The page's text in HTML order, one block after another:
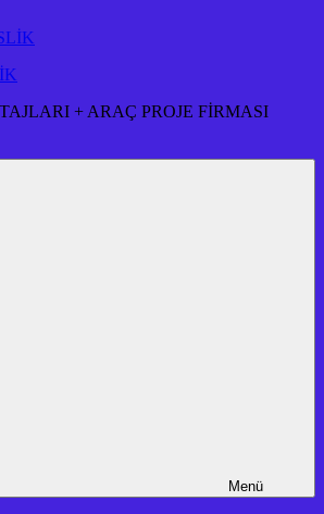
+ ARAÇ PROJE FİRMASI
Menü